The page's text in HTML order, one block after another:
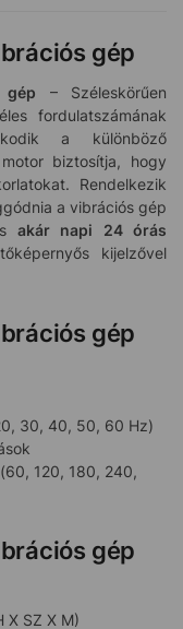
gép
– Széleskörűen
fordulatszámának
a különböző
biztosítja, hogy
Rendelkezik
a vibrációs gép
akár napi 24 órás
kijelzővel
gép
30, 40, 50, 60 Hz)
120, 180, 240,
gép
X SZ X M)